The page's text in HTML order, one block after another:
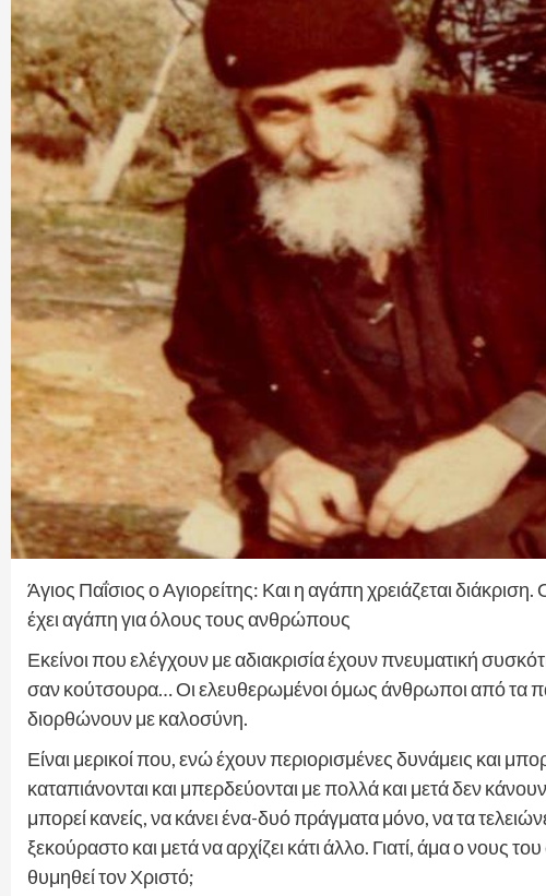
Άγιος Παΐσιος ο Αγιορείτης: Και η αγάπη χρειάζεται
έχει αγάπη για όλους τους ανθρώπους
Εκείνοι που ελέγχουν με αδιακρισία έχουν πνευματική
σαν κούτσουρα… Οι ελευθερωμένοι όμως άνθρωποι από τα
διορθώνουν με καλοσύνη.
Είναι μερικοί που, ενώ έχουν περιορισμένες δυνάμεις και
καταπιάνονται και μπερδεύονται με πολλά και μετά δεν
μπορεί κανείς, να κάνει ένα-δυό πράγματα μόνο, να τα
ξεκούραστο και μετά να αρχίζει κάτι άλλο. Γιατί, άμα ο νους
θυμηθεί τον Χριστό;